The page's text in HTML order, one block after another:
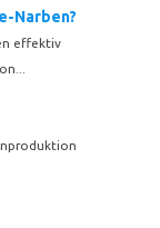
Narben?
effektiv